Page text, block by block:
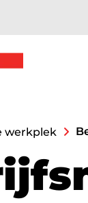
werkplek
ijfs